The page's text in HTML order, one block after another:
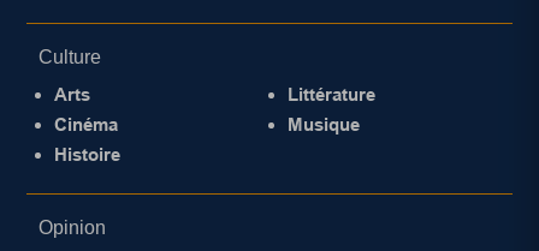
Culture
Arts
Cinéma
Histoire
Littérature
Musique
Opinion